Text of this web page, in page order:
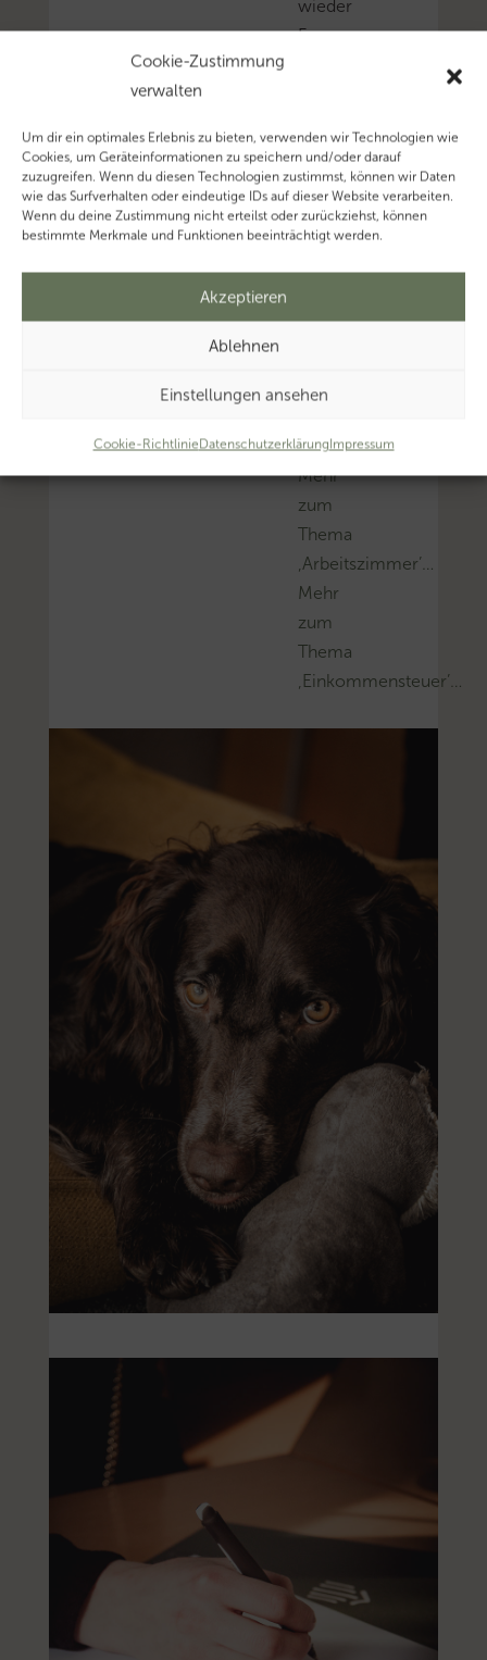
Cookie-Zustimmung
verwalten
Um dir ein optimales Erlebnis zu bieten, verwenden wir Technologien wie
Cookies, um Geräteinformationen zu speichern und/oder darauf
zuzugreifen. Wenn du diesen Technologien zustimmst, können wir Daten
wie das Surfverhalten oder eindeutige IDs auf dieser Website verarbeiten.
Wenn du deine Zustimmung nicht erteilst oder zurückziehst, können
bestimmte Merkmale und Funktionen beeinträchtigt werden.
Akzeptieren
Ablehnen
Einstellungen ansehen
Cookie-RichtlinieDatenschutzerklärungImpressum
wieder
Fragen
wenn
Eigentumsverhältnisse
und
Zahlung
voneinander
Thema
Haushaltsführung’…
Mehr
zum
Thema
‚Arbeitszimmer’…
Mehr
zum
Thema
‚Einkommensteuer’…